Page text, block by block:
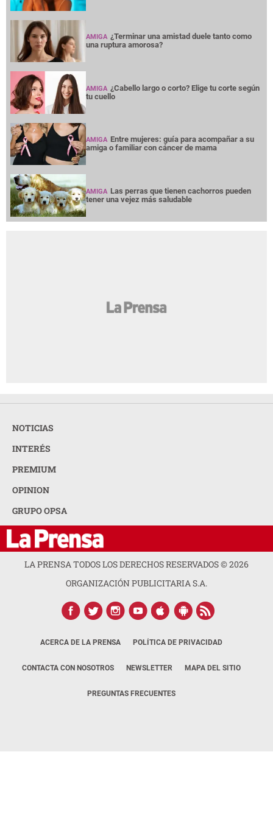
AMIGA ¿Terminar una amistad duele tanto como
una ruptura amorosa?
AMIGA ¿Cabello largo o corto? Elige tu corte según
tu cuello
AMIGA Entre mujeres: guía para acompañar a su
amiga o familiar con cáncer de mama
AMIGA Las perras que tienen cachorros pueden
tener una vejez más saludable
NOTICIAS
INTERÉS
PREMIUM
OPINION
GRUPO OPSA
LA PRENSA TODOS LOS DERECHOS RESERVADOS ©2026
ORGANIZACIÓN PUBLICITARIA S.A.
ACERCA DE LA PRENSA POLÍTICA DE PRIVACIDAD
CONTACTA CON NOSOTROS NEWSLETTER MAPA DEL SITIO
PREGUNTAS FRECUENTES